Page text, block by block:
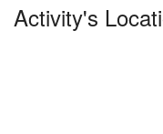
Activity's